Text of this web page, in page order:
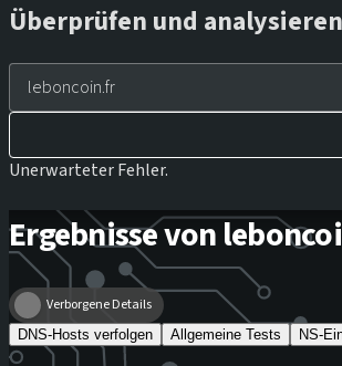
Überprüfen und
Unerwarteter Fehler.
Ergebnisse von
Verborgene Details
DNS-Hosts verfolgen Allgemeine Tests NS-